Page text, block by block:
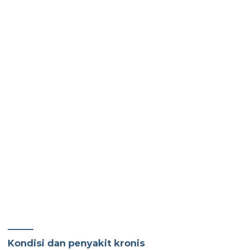
Kondisi dan penyakit kronis